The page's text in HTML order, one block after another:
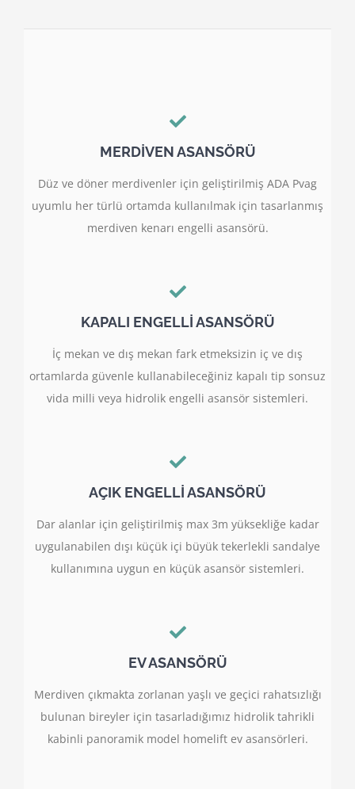
MERDİVEN ASANSÖRÜ
Düz ve döner merdivenler için geliştirilmiş ADA Pvag
uyumlu her türlü ortamda kullanılmak için tasarlanmış
merdiven kenarı engelli asansörü.
KAPALI ENGELLİ ASANSÖRÜ
İç mekan ve dış mekan fark etmeksizin iç ve dış
ortamlarda güvenle kullanabileceğiniz kapalı tip sonsuz
vida milli veya hidrolik engelli asansör sistemleri.
AÇIK ENGELLİ ASANSÖRÜ
Dar alanlar için geliştirilmiş max 3m yüksekliğe kadar
uygulanabilen dışı küçük içi büyük tekerlekli sandalye
kullanımına uygun en küçük asansör sistemleri.
EV ASANSÖRÜ
Merdiven çıkmakta zorlanan yaşlı ve geçici rahatsızlığı
bulunan bireyler için tasarladığımız hidrolik tahrikli
kabinli panoramik model homelift ev asansörleri.